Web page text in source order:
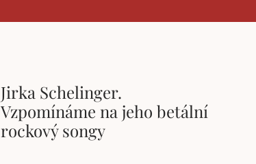
Jirka Schelinger.
Vzpomínáme na jeho betální
rockový songy